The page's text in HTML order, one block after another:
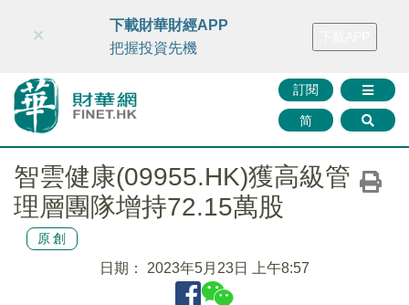
財華智庫網 FINTV FINMETA 財華證券 媒體矩陣
訂閱
简
×
下載財華財經APP
把握投資先機
智雲健康(09955.HK)獲高級管
理層團隊增持72.15萬股
原創
日期： 2023年5月23日 上午8:57